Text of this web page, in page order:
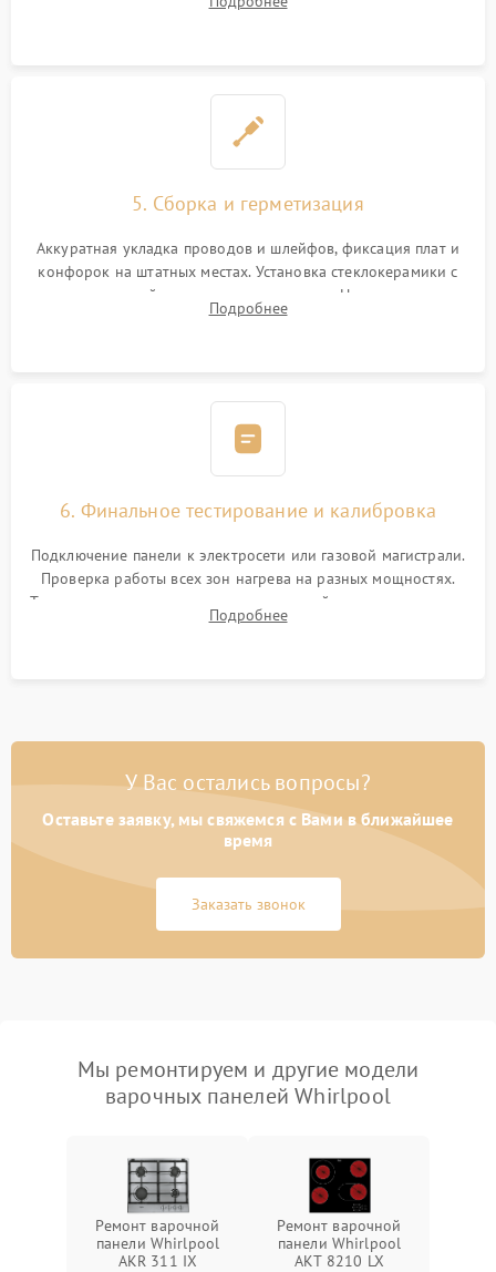
дорожек. Очистка контактов и замена поврежденной
5. Сборка и герметизация
Аккуратная укладка проводов и шлейфов, фиксация плат и
конфорок на штатных местах. Установка стеклокерамики с
проверкой равномерности зазоров. Нанесение
термостойкого герметика или укладка уплотнительной
Подробнее
6. Финальное тестирование и калибровка
Подключение панели к электросети или газовой магистрали.
Проверка работы всех зон нагрева на разных мощностях.
Тестирование сенсорного управления, таймера, индикаторов
остаточного тепла и систем защиты от перегрева.
Подробнее
У Вас остались вопросы?
Оставьте заявку, мы свяжемся с Вами в ближайшее
время
Заказать звонок
Мы ремонтируем и другие модели
варочных панелей Whirlpool
Ремонт варочной
панели Whirlpool
AKR 311 IX
Ремонт варочной
панели Whirlpool
AKT 8210 LX